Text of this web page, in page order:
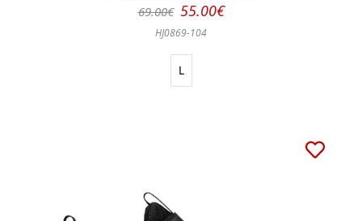
69.00€ 55.00€
HJ0869-104
L